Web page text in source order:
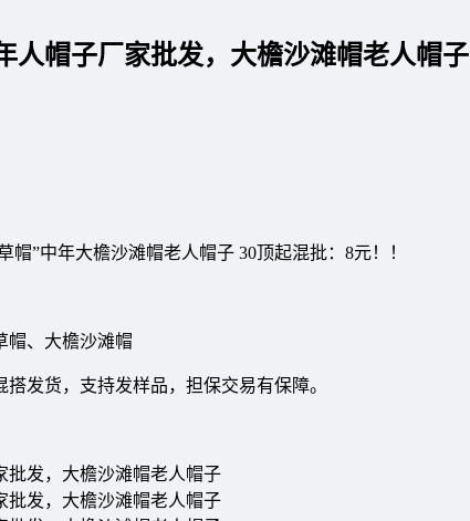
人帽子厂家批发，大檐沙滩帽老人帽子
帽”中年大檐沙滩帽老人帽子 30顶起混批：8元！！
帽、大檐沙滩帽
发货，支持发样品，担保交易有保障。